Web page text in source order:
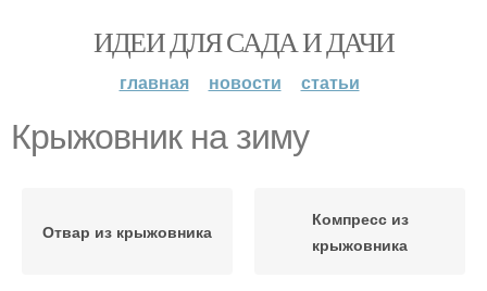
ИДЕИ ДЛЯ САДА И ДАЧИ
главная новости статьи
Крыжовник на зиму
Отвар из крыжовника
Компресс из
крыжовника